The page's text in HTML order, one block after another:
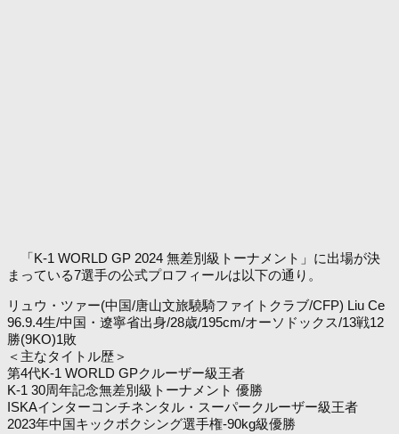
「K-1 WORLD GP 2024 無差別級トーナメント」に出場が決
まっている7選手の公式プロフィールは以下の通り。
リュウ・ツァー(中国/唐山文旅驍騎ファイトクラブ/CFP) Liu Ce
96.9.4生/中国・遼寧省出身/28歳/195cm/オーソドックス/13戦12
勝(9KO)1敗
＜主なタイトル歴＞
第4代K-1 WORLD GPクルーザー級王者
K-1 30周年記念無差別級トーナメント 優勝
ISKAインターコンチネンタル・スーパークルーザー級王者
2023年中国キックボクシング選手権-90kg級優勝